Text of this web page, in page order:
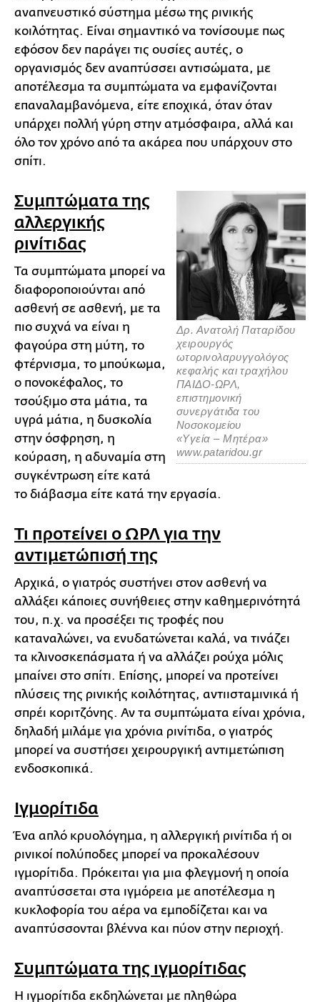
αναπνευστικό σύστημα μέσω της ρινικής
κοιλότητας. Είναι σημαντικό να τονίσουμε πως
εφόσον δεν παράγει τις ουσίες αυτές, ο
οργανισμός δεν αναπτύσσει αντισώματα, με
αποτέλεσμα τα συμπτώματα να εμφανίζονται
επαναλαμβανόμενα, είτε εποχικά, όταν όταν
υπάρχει πολλή γύρη στην ατμόσφαιρα, αλλά και
όλο τον χρόνο από τα ακάρεα που υπάρχουν στο
σπίτι.
Δρ. Ανατολή Παταρίδου
χειρουργός
ωτορινολαρυγγολόγος
κεφαλής και τραχήλου
ΠΑΙΔΟ-ΩΡΛ,
επιστημονική
συνεργάτιδα του
Νοσοκομείου
«Υγεία – Μητέρα»
www.pataridou.gr
Συμπτώματα της
αλλεργικής
ρινίτιδας
Τα συμπτώματα μπορεί να
διαφοροποιούνται από
ασθενή σε ασθενή, με τα
πιο συχνά να είναι η
φαγούρα στη μύτη, το
φτέρνισμα, το μπούκωμα,
ο πονοκέφαλος, το
τσούξιμο στα μάτια, τα
υγρά μάτια, η δυσκολία
στην όσφρηση, η
κούραση, η αδυναμία στη
συγκέντρωση είτε κατά
το διάβασμα είτε κατά την εργασία.
Τι προτείνει ο ΩΡΛ για την
αντιμετώπισή της
Αρχικά, ο γιατρός συστήνει στον ασθενή να
αλλάξει κάποιες συνήθειες στην καθημερινότητά
του, π.χ. να προσέξει τις τροφές που
καταναλώνει, να ενυδατώνεται καλά, να τινάζει
τα κλινοσκεπάσματα ή να αλλάζει ρούχα μόλις
μπαίνει στο σπίτι. Επίσης, μπορεί να προτείνει
πλύσεις της ρινικής κοιλότητας, αντιισταμινικά ή
σπρέι κοριτζόνης. Αν τα συμπτώματα είναι χρόνια,
δηλαδή μιλάμε για χρόνια ρινίτιδα, ο γιατρός
μπορεί να συστήσει χειρουργική αντιμετώπιση
ενδοσκοπικά.
Ιγμορίτιδα
Ένα απλό κρυολόγημα, η αλλεργική ρινίτιδα ή οι
ρινικοί πολύποδες μπορεί να προκαλέσουν
ιγμορίτιδα. Πρόκειται για μια φλεγμονή η οποία
αναπτύσσεται στα ιγμόρεια με αποτέλεσμα η
κυκλοφορία του αέρα να εμποδίζεται και να
αναπτύσσονται βλέννα και πύον στην περιοχή.
Συμπτώματα της ιγμορίτιδας
Η ιγμορίτιδα εκδηλώνεται με πληθώρα